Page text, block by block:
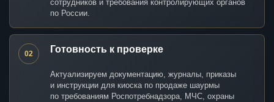
сотрудников и требования контролирующих органов
по России.
02 Готовность к проверке
Актуализируем документацию, журналы, приказы
и инструкции для киоска по продаже шаурмы
по требованиям Роспотребнадзора, МЧС, охраны